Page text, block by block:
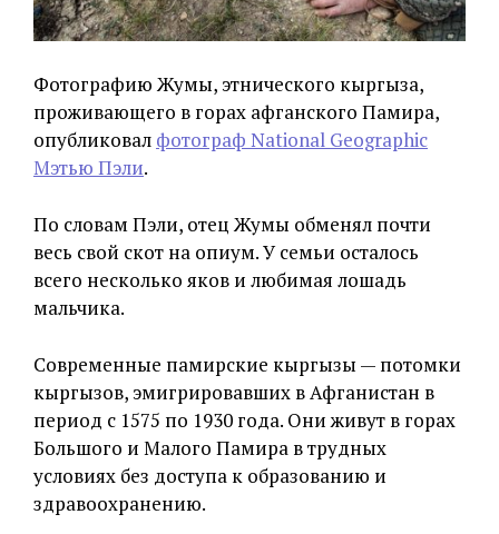
Фотографию Жумы, этнического кыргыза,
проживающего в горах афганского Памира,
опубликовал фотограф National Geographic
Мэтью Пэли.
По словам Пэли, отец Жумы обменял почти
весь свой скот на опиум. У семьи осталось
всего несколько яков и любимая лошадь
мальчика.
Современные памирские кыргызы — потомки
кыргызов, эмигрировавших в Афганистан в
период с 1575 по 1930 года. Они живут в горах
Большого и Малого Памира в трудных
условиях без доступа к образованию и
здравоохранению.